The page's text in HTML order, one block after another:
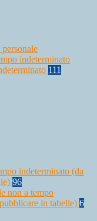
indeterminato
111
indeterminato (da
96
non a tempo
in tabelle) 6